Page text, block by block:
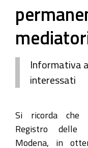
Informativa
interessati
Si ricorda che
Registro delle
Modena, in